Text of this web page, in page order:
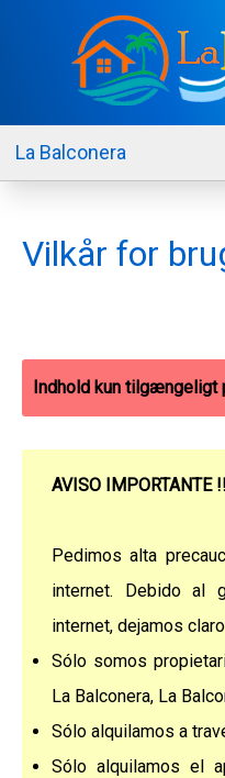
La Balconera
Vilkår for
Indhold kun tilgængeligt
AVISO IMPORTANTE
Pedimos alta
internet. Debido al
internet, dejamos
Sólo somos
La Balconera, La
Sólo alquilamos a
Sólo alquilamos el